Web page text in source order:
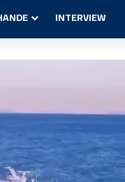
INTERVIEW